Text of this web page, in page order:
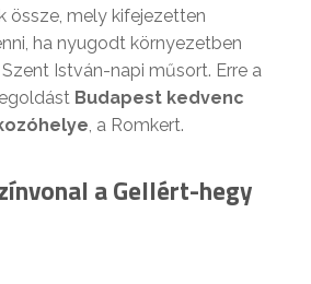
össze, mely kifejezetten
ha nyugodt környezetben
István-napi műsort. Erre a
Budapest kedvenc
, a Romkert.
a Gellért-hegy